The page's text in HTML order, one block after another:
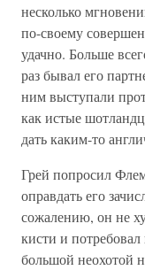
несколько
по-своему
удачно. Больше
раз бывал его
ним выступали
как истые
дать каким-то
Грей попросил
оправдать его
сожалению, он не
кисти и
большой неохотой